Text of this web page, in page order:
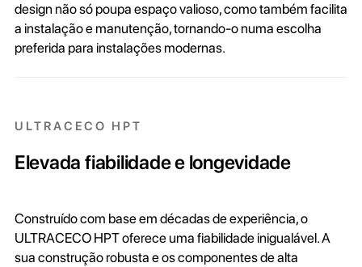
design não só poupa espaço valioso, como também facilita
a instalação e manutenção, tornando-o numa escolha
preferida para instalações modernas.
ULTRACECO HPT
Elevada fiabilidade e longevidade
Construído com base em décadas de experiência, o
ULTRACECO HPT oferece uma fiabilidade inigualável. A
sua construção robusta e os componentes de alta